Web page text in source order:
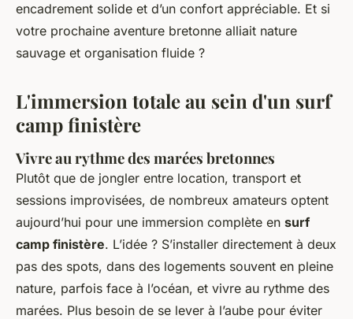
encadrement solide et d’un confort appréciable. Et si
votre prochaine aventure bretonne alliait nature
sauvage et organisation fluide ?
L'immersion totale au sein d'un surf
camp finistère
Vivre au rythme des marées bretonnes
Plutôt que de jongler entre location, transport et
sessions improvisées, de nombreux amateurs optent
aujourd’hui pour une immersion complète en surf
camp finistère. L’idée ? S’installer directement à deux
pas des spots, dans des logements souvent en pleine
nature, parfois face à l’océan, et vivre au rythme des
marées. Plus besoin de se lever à l’aube pour éviter